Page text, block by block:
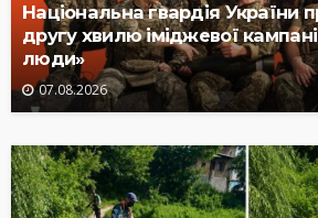
Національна гвардія України
другу хвилю іміджевої
люди»
07.08.2026